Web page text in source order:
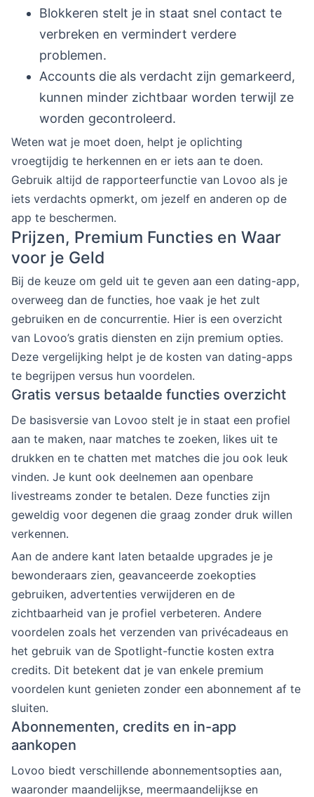
Blokkeren stelt je in staat snel contact te
verbreken en vermindert verdere
problemen.
Accounts die als verdacht zijn gemarkeerd,
kunnen minder zichtbaar worden terwijl ze
worden gecontroleerd.
Weten wat je moet doen, helpt je oplichting
vroegtijdig te herkennen en er iets aan te doen.
Gebruik altijd de rapporteerfunctie van Lovoo als je
iets verdachts opmerkt, om jezelf en anderen op de
app te beschermen.
Prijzen, Premium Functies en Waar
voor je Geld
Bij de keuze om geld uit te geven aan een dating-app,
overweeg dan de functies, hoe vaak je het zult
gebruiken en de concurrentie. Hier is een overzicht
van Lovoo’s gratis diensten en zijn premium opties.
Deze vergelijking helpt je de kosten van dating-apps
te begrijpen versus hun voordelen.
Gratis versus betaalde functies overzicht
De basisversie van Lovoo stelt je in staat een profiel
aan te maken, naar matches te zoeken, likes uit te
drukken en te chatten met matches die jou ook leuk
vinden. Je kunt ook deelnemen aan openbare
livestreams zonder te betalen. Deze functies zijn
geweldig voor degenen die graag zonder druk willen
verkennen.
Aan de andere kant laten betaalde upgrades je je
bewonderaars zien, geavanceerde zoekopties
gebruiken, advertenties verwijderen en de
zichtbaarheid van je profiel verbeteren. Andere
voordelen zoals het verzenden van privécadeaus en
het gebruik van de Spotlight-functie kosten extra
credits. Dit betekent dat je van enkele premium
voordelen kunt genieten zonder een abonnement af te
sluiten.
Abonnementen, credits en in-app
aankopen
Lovoo biedt verschillende abonnementsopties aan,
waaronder maandelijkse, meermaandelijkse en